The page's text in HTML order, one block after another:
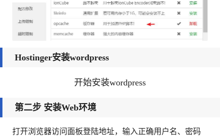
Hostinger安装wordpress
开始安装wordpress
第二步 安装Web环境
打开浏览器访问面板登陆地址，输入正确用户名、密码